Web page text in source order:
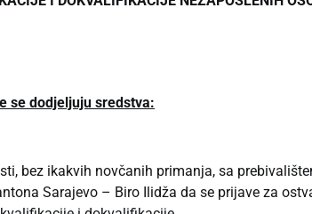
se dodjeljuju sredstva:
bez ikakvih novčanih primanja, sa
Sarajevo – Biro Ilidža da se prijave za